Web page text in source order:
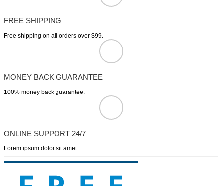
FREE SHIPPING
Free shipping on all orders over $99.
MONEY BACK GUARANTEE
100% money back guarantee.
ONLINE SUPPORT 24/7
Lorem ipsum dolor sit amet.